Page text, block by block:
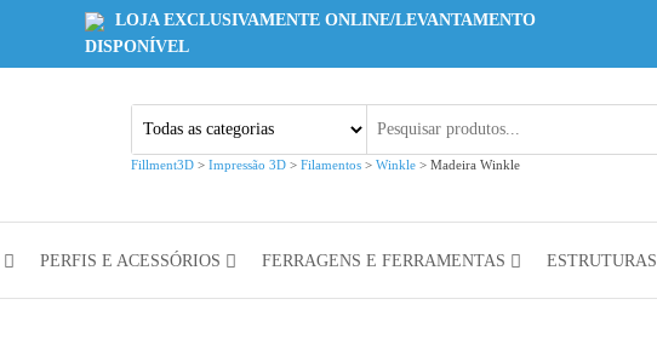
LOJA EXCLUSIVAMENTE ONLINE/LEVANTAMENTO
DISPONÍVEL
Fillment3D > Impressão 3D > Filamentos > Winkle > Madeira Winkle
PERFIS E ACESSÓRIOS FERRAGENS E FERRAMENTAS ESTRUTURAS